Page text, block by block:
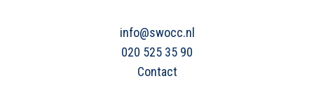
info@swocc.nl
020 525 35 90
Contact